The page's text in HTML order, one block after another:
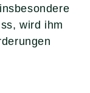
wird ihm